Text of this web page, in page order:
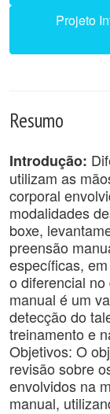
Projeto
Resumo
Introdução:
utilizam as
corporal
modalidades
boxe,
preensão
específicas,
o diferencial
manual é um
detecção do
treinamento e
Objetivos: O
revisão sobre
envolvidos na
manual,